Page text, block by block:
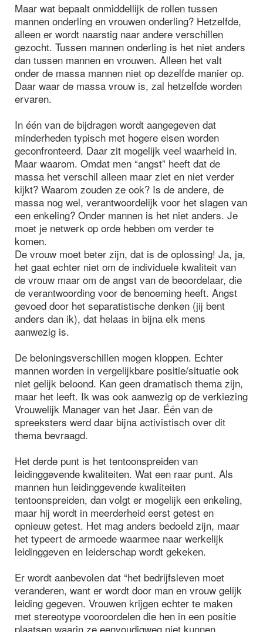
Maar wat bepaalt onmiddellijk de rollen tussen
mannen onderling en vrouwen onderling? Hetzelfde,
alleen er wordt naarstig naar andere verschillen
gezocht. Tussen mannen onderling is het niet anders
dan tussen mannen en vrouwen. Alleen het valt
onder de massa mannen niet op dezelfde manier op.
Daar waar de massa vrouw is, zal hetzelfde worden
ervaren.
In één van de bijdragen wordt aangegeven dat
minderheden typisch met hogere eisen worden
geconfronteerd. Daar zit mogelijk veel waarheid in.
Maar waarom. Omdat men “angst” heeft dat de
massa het verschil alleen maar ziet en niet verder
kijkt? Waarom zouden ze ook? Is de andere, de
massa nog wel, verantwoordelijk voor het slagen van
een enkeling? Onder mannen is het niet anders. Je
moet je netwerk op orde hebben om verder te
komen.
De vrouw moet beter zijn, dat is de oplossing! Ja, ja,
het gaat echter niet om de individuele kwaliteit van
de vrouw maar om de angst van de beoordelaar, die
de verantwoording voor de benoeming heeft. Angst
gevoed door het separatistische denken (jij bent
anders dan ik), dat helaas in bijna elk mens
aanwezig is.
De beloningsverschillen mogen kloppen. Echter
mannen worden in vergelijkbare positie/situatie ook
niet gelijk beloond. Kan geen dramatisch thema zijn,
maar het leeft. Ik was ook aanwezig op de verkiezing
Vrouwelijk Manager van het Jaar. Één van de
spreeksters werd daar bijna activistisch over dit
thema bevraagd.
Het derde punt is het tentoonspreiden van
leidinggevende kwaliteiten. Wat een raar punt. Als
mannen hun leidinggevende kwaliteiten
tentoonspreiden, dan volgt er mogelijk een enkeling,
maar hij wordt in meerderheid eerst getest en
opnieuw getest. Het mag anders bedoeld zijn, maar
het typeert de armoede waarmee naar werkelijk
leidinggeven en leiderschap wordt gekeken.
Er wordt aanbevolen dat “het bedrijfsleven moet
veranderen, want er wordt door man en vrouw gelijk
leiding gegeven. Vrouwen krijgen echter te maken
met stereotype vooroordelen die hen in een positie
plaatsen waarin ze eenvoudigweg niet kunnen